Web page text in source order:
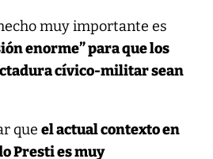
muy importante es
enorme” para que los
cívico-militar sean
que el actual contexto en
Presti es muy